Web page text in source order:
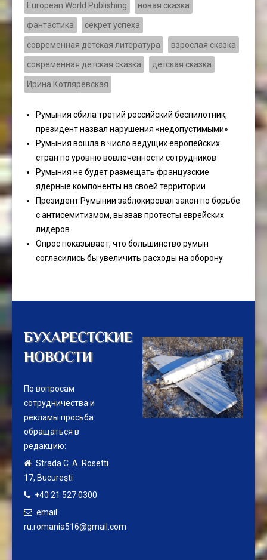
European World Publishing новая сказка
фантастика секрет успеха
современная детская литература взрослая сказка
современная детская сказка детская сказка
Ирина Котляревская
Румыния сбила третий российский беспилотник,
президент назвал нарушения «недопустимыми»
Румыния вошла в число ведущих европейских
стран по уровню вовлеченности сотрудников
Румыния не будет размещать французские
ядерные компоненты на своей территории
Президент Румынии заблокировал закон по борьбе
с антисемитизмом, вызвав протесты еврейских
лидеров
Опрос показывает, что большинство румын
согласились бы увеличить расходы на оборону
БУХАРЕСТСКИЕ
НОВОСТИ
По вопросам
сотрудничества и
рекламы просьба
обращаться в
редакцию:
Strada C. A. Rosetti
17, București
+40 21 527 0300
email:
ru.romania516@gmail.com